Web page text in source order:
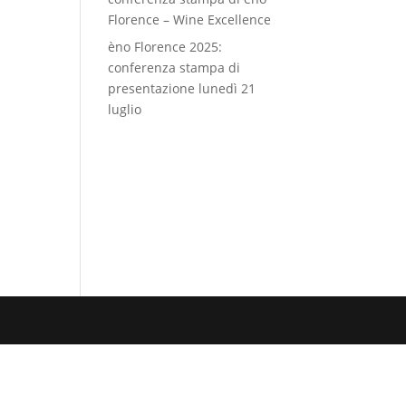
Florence – Wine Excellence
èno Florence 2025:
conferenza stampa di
presentazione lunedì 21
luglio